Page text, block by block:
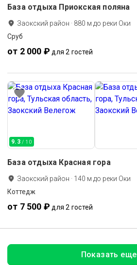
База отдыха Приокская поляна
Заокский район · 880 м до реки Оки
Сруб
от 2 000 ₽ для 2 гостей
9.3 / 10
База отдыха Красная гора
Заокский район · 140 м до реки Оки
Коттедж
от 7 500 ₽ для 2 гостей
Показать еще